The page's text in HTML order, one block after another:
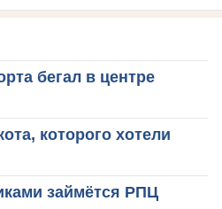
бегал в центре
которого хотели
займётся РПЦ